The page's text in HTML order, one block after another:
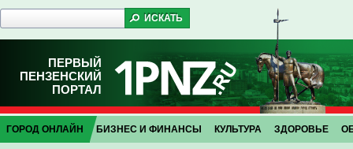
ПЕРВЫЙ
ПЕНЗЕНСКИЙ
ПОРТАЛ
ГОРОД ОНЛАЙН БИЗНЕС И ФИНАНСЫ КУЛЬТУРА ЗДОРОВЬЕ